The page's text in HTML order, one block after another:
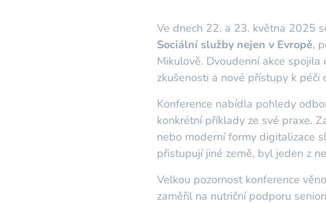
Ve dnech 22. a 23. května 2025
Sociální služby nejen v Evropě,
Mikulově. Dvoudenní akce
zkušenosti a nové přístupy k
Konference nabídla pohledy
konkrétní příklady ze své praxe.
nebo moderní formy digitalizace
přistupují jiné země, byl jeden z
Velkou pozornost konference
zaměřil na nutriční podporu